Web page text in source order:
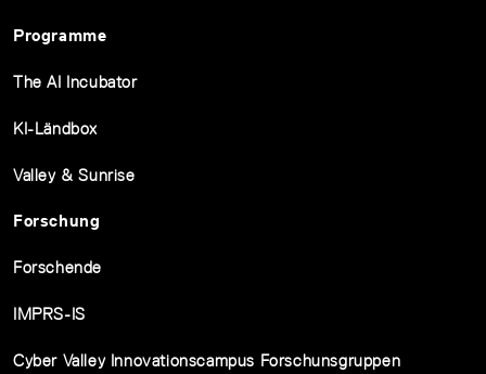
Programme
The AI Incubator
KI-Ländbox
Valley & Sunrise
Forschung
Forschende
IMPRS-IS
Cyber Valley Innovationscampus Forschunsgruppen